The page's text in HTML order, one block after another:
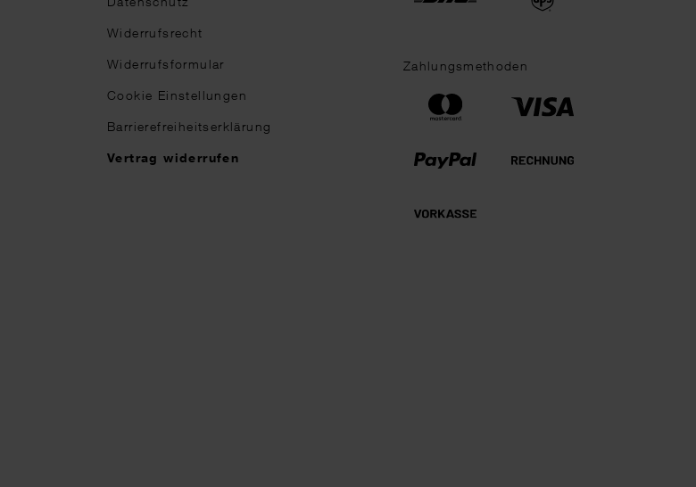
Widerrufsrecht
Widerrufsformular
Cookie Einstellungen
Barrierefreiheitserklärung
Vertrag widerrufen
Zahlungsmethoden